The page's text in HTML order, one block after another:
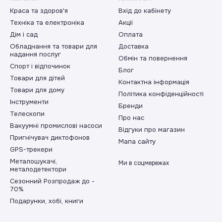
має плоский хрестоподібний наконечник. Це комбінація
не тільки для запобіжників, а й для клем і
може призвести до пошкодження головки гвинта. Усі
електрику. Це захист від ураження електричним
безпечну роботу під напругою до 1000 В.
можна за кілька секунд за допомогою неодимового магніту:
те ж саме з викрутками та іншими сталевими
метал. Використовуйте для цього спеціальний
вушко) до кінчика викрутки кілька разів. Нагрівання
наконечника викрутки.
Краса та здоров'я
Техніка та електроніка
Дім і сад
Обладнання та товари для
надання послуг
Спорт і відпочинок
Товари для дітей
Товари для дому
Інструменти
Телескопи
Вакуумні промислові насоси
Пригнічувач диктофонов
GPS-трекери
Металошукачі,
металодетектори
Сезонний Розпродаж до -
70%
Подарунки, хобі, книги
Вхід до кабінету
Акції
Оплата
Доставка
Обмін та повернення
Блог
Контактна інформація
Політика конфіденційності
Бренди
Про нас
Відгуки про магазин
Мапа сайту
Ми в соцмережах